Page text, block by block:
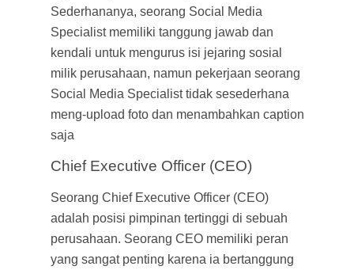
Sederhananya, seorang Social Media
Specialist memiliki tanggung jawab dan
kendali untuk mengurus isi jejaring sosial
milik perusahaan, namun pekerjaan seorang
Social Media Specialist tidak sesederhana
meng-upload foto dan menambahkan caption
saja
Chief Executive Officer (CEO)
Seorang Chief Executive Officer (CEO)
adalah posisi pimpinan tertinggi di sebuah
perusahaan. Seorang CEO memiliki peran
yang sangat penting karena ia bertanggung